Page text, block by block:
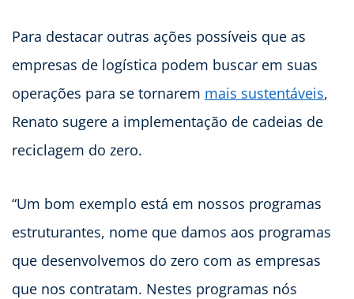
Para destacar outras ações possíveis que as
empresas de logística podem buscar em suas
operações para se tornarem mais sustentáveis,
Renato sugere a implementação de cadeias de
reciclagem do zero.
“Um bom exemplo está em nossos programas
estruturantes, nome que damos aos programas
que desenvolvemos do zero com as empresas
que nos contratam. Nestes programas nós